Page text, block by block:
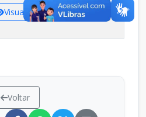
Visualizar Baixar
Voltar